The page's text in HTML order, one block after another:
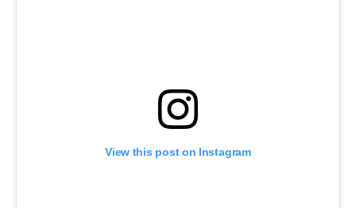
View this post on Instagram